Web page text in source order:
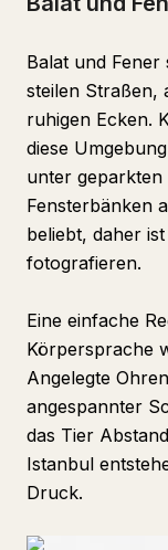
Balat und
steilen Straßen,
ruhigen Ecken.
diese
unter
Fensterbänken
beliebt, daher
fotografieren.
Eine einfache
Körpersprache
Angelegte
angespannter
das Tier
Istanbul
Druck.